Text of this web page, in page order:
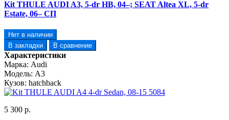
Kit THULE AUDI A3, 5-dr HB, 04–; SEAT Altea XL, 5-dr
Estate, 06– СП
Нет в наличии
В закладки
В сравнение
Характеристики
Марка: Audi
Модель: A3
Кузов: hatchback
5 300 р.